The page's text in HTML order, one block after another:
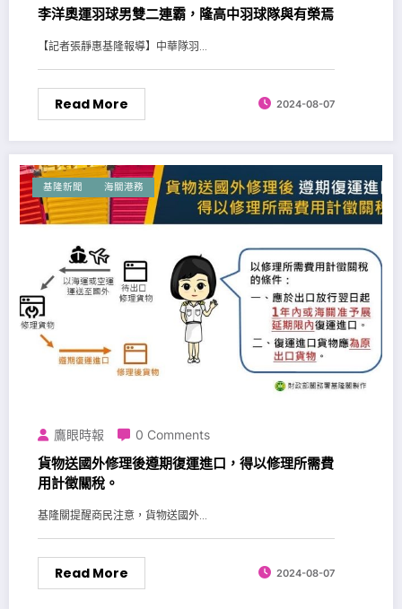
李洋奧運羽球男雙二連霸，隆高中羽球隊與有榮焉
【記者張靜惠基隆報導】中華隊羽...
Read More 2024-08-07
基隆新聞 海關港務
鷹眼時報 0 Comments
貨物送國外修理後遵期復運進口，得以修理所需費
用計徵關稅。
基隆關提醒商民注意，貨物送國外...
Read More 2024-08-07